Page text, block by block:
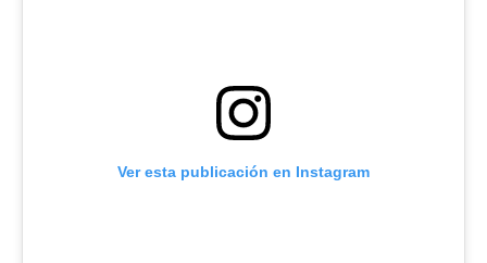
Ver esta publicación en Instagram